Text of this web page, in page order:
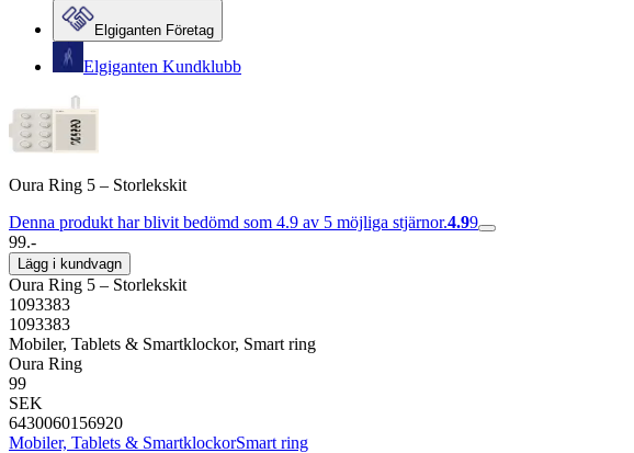
Elgiganten Företag
Elgiganten Kundklubb
Oura Ring 5 – Storlekskit
Denna produkt har blivit bedömd som 4.9 av 5 möjliga stjärnor.4.99
99.-
Lägg i kundvagn
Oura Ring 5 – Storlekskit
1093383
1093383
Mobiler, Tablets & Smartklockor, Smart ring
Oura Ring
99
SEK
6430060156920
Mobiler, Tablets & SmartklockorSmart ring